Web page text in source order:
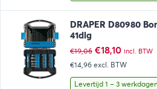
DRAPER D80980
41dlg
€19,06
prijs
was:
€19,06.
€18,10Huidige
prijs
is:
€18,10.
incl. BTW
€14,96 excl. BTW
Levertijd 1 – 3